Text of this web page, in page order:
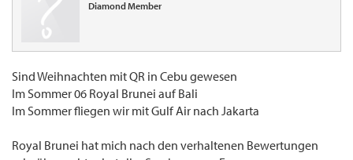
Diamond Member
Sind Weihnachten mit QR in Cebu gewesen
Im Sommer 06 Royal Brunei auf Bali
Im Sommer fliegen wir mit Gulf Air nach Jakarta
Royal Brunei hat mich nach den verhaltenen Bewertungen